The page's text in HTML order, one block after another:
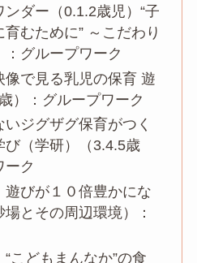
ダー（0.1.2歳児）“子
むために” ～こだわり
グループワーク
像で見る乳児の保育 遊
）：グループワーク
ジグザグ保育がつく
び（学研）（3.4.5歳
ーク
遊びが１０倍豊かにな
とその周辺環境）：
こどもまんなか”の食